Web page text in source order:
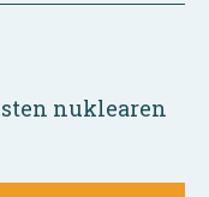
nuklearen